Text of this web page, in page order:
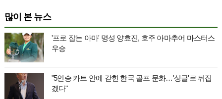
많이 본 뉴스
'프로 잡는 아마' 명성 양효진, 호주 아마추어 마스터스
우승
"5인승 카트 안에 갇힌 한국 골프 문화…'싱글'로 뒤집
겠다"